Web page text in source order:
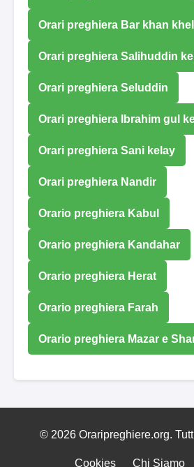
Orari preghiera Bar khan khel
Orari preghiera Salihuddin
Orari preghiera Seluddin
Orari preghiera Ibrahim gul
Orari preghiera Sani kelay
Orari preghiera Nandir
Orario preghiera Kabul
Orario preghiera Kandahar
Orario preghiera Herat
Orario preghiera Farah
Orario preghiera Mazar e
© 2026 Oraripreghiere.org.
Cookies Chi Siamo